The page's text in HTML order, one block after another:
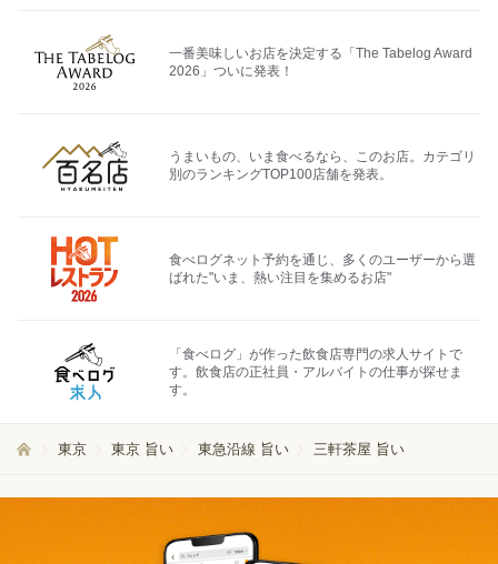
一番美味しいお店を決定する「The Tabelog Award
2026」ついに発表！
うまいもの、いま食べるなら、このお店。カテゴリ
別のランキングTOP100店舗を発表。
食べログネット予約を通じ、多くのユーザーから選
ばれた"いま、熱い注目を集めるお店"
「食べログ」が作った飲食店専門の求人サイトで
す。飲食店の正社員・アルバイトの仕事が探せま
す。
東京 東京 旨い 東急沿線 旨い 三軒茶屋 旨い